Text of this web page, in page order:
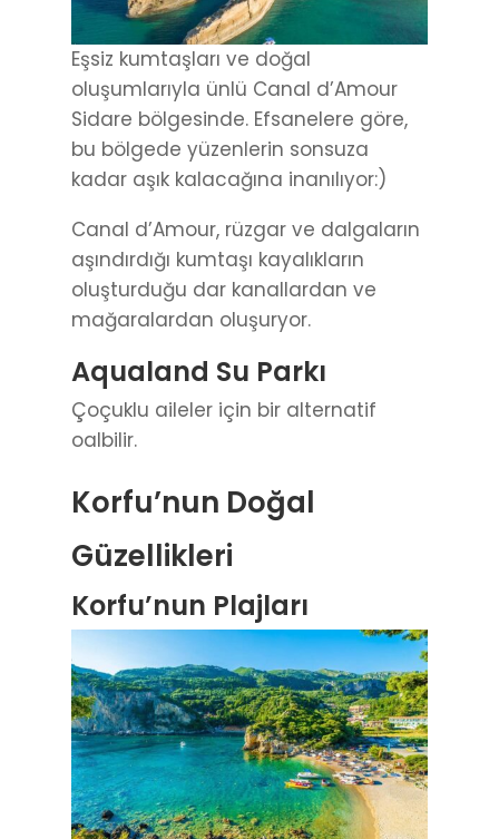
Eşsiz kumtaşları ve doğal
oluşumlarıyla ünlü Canal d’Amour
Sidare bölgesinde. Efsanelere göre,
bu bölgede yüzenlerin sonsuza
kadar aşık kalacağına inanılıyor:)
Canal d’Amour, rüzgar ve dalgaların
aşındırdığı kumtaşı kayalıkların
oluşturduğu dar kanallardan ve
mağaralardan oluşuryor.
Aqualand Su Parkı
Çoçuklu aileler için bir alternatif
oalbilir.
Korfu’nun Doğal
Güzellikleri
Korfu’nun Plajları